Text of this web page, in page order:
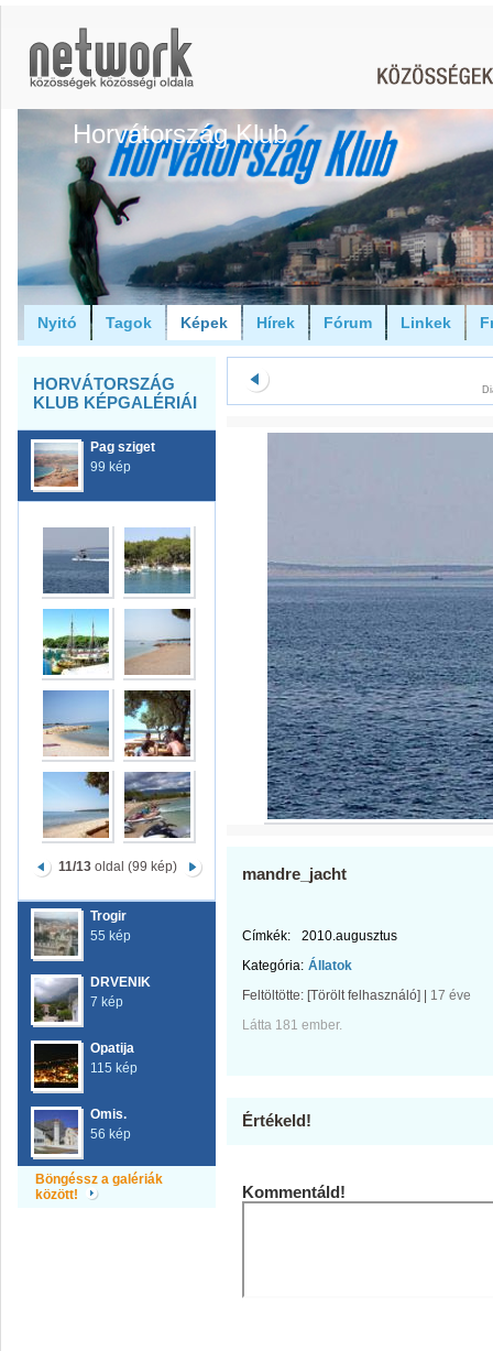
Horvátország Klub
Nyitó Tagok Képek Hírek Fórum Linkek
HORVÁTORSZÁG
KLUB KÉPGALÉRIÁI
Pag sziget
99 kép
11/13 oldal (99 kép)
Trogir
55 kép
DRVENIK
7 kép
Opatija
115 kép
Omis.
56 kép
Böngéssz a galériák
között!
mandre_jacht
Címkék:
2010.augusztus
Kategória: Állatok
Feltöltötte: [Törölt felhasználó]
17 éve
Látta 181 ember.
Értékeld!
Kommentáld!